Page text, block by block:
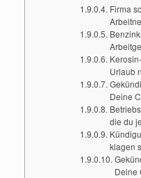
Firma
Urlaub
Deine
die du
klagen
Deine